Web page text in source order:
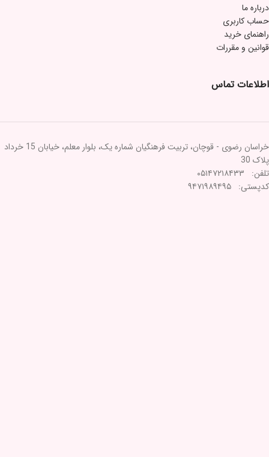
درباره ما
حساب کاربری
راهنمای خرید
قوانین و مقررات
اطلاعات تماس
خراسان رضوی - قوچان، تربیت فرهنگیان شماره یک، بلوار معلم، خیابان 15 خرداد
پلاک 30
تلفن: ۰۵۱۴۷۲۱۸۴۳۳
کدپستی: ۹۴۷۱۹۸۹۴۹۵